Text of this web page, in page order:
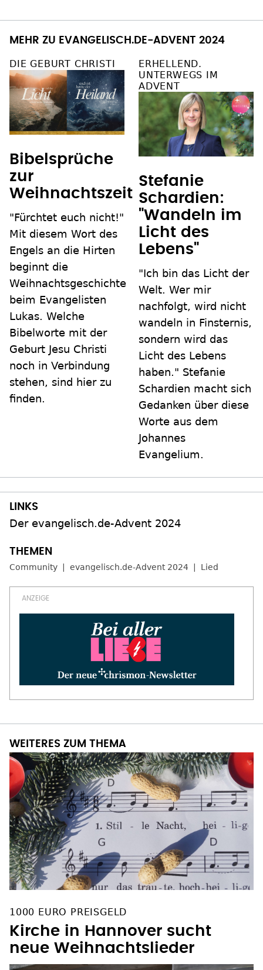
MEHR ZU EVANGELISCH.DE-ADVENT 2024
DIE GEBURT CHRISTI
Bibelsprüche
zur
Weihnachtszeit
"Fürchtet euch nicht!"
Mit diesem Wort des
Engels an die Hirten
beginnt die
Weihnachtsgeschichte
beim Evangelisten
Lukas. Welche
Bibelworte mit der
Geburt Jesu Christi
noch in Verbindung
stehen, sind hier zu
finden.
ERHELLEND.
UNTERWEGS IM
ADVENT
Stefanie
Schardien:
"Wandeln im
Licht des
Lebens"
"Ich bin das Licht der
Welt. Wer mir
nachfolgt, wird nicht
wandeln in Finsternis,
sondern wird das
Licht des Lebens
haben." Stefanie
Schardien macht sich
Gedanken über diese
Worte aus dem
Johannes
Evangelium.
Der evangelisch.de-Advent 2024
Community evangelisch.de-Advent 2024 Lied
WEITERES ZUM THEMA
1000 EURO PREISGELD
Kirche in Hannover sucht
neue Weihnachtslieder